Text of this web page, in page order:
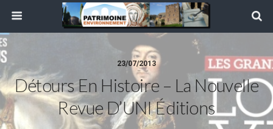
23/07/2013
Détours En Histoire – La Nouvelle
Revue D’UNI Éditions